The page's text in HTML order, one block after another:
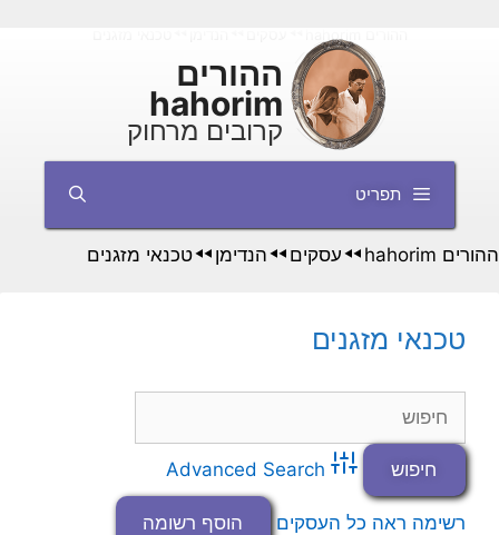
ההורים
hahorim
קרובים מרחוק
תפריט
ההורים hahorim ◄◄ עסקים ◄◄ הנדימן ◄◄ טכנאי מזגנים
טכנאי מזגנים
Advanced Search
רשימה ראה כל העסקים הוסף רשומה